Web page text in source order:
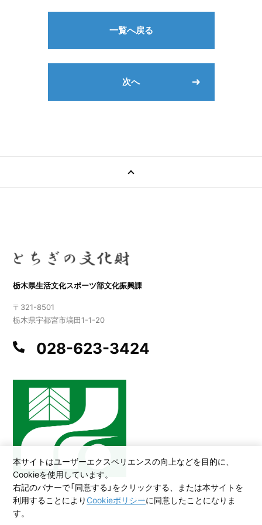
本サイトはユーザーエクスペリエンスの向上などを目的に、
Cookieを使用しています。
右記のバナーで「同意する」をクリックする、または本サイトを
利用することによりCookieポリシーに同意したことになりま
す。
一覧へ戻る
次へ
栃木県生活文化スポーツ部文化振興課
〒321-8501
栃木県宇都宮市塙田1-1-20
028-623-3424
©2026 All Rights Reserved,Copyright(C)2005.Tochigi Prefecture